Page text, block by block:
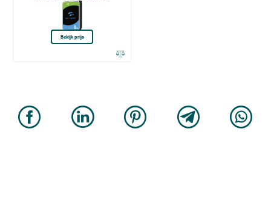
Bekijk prijs